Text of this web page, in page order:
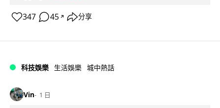
347 45 ↗ 分享
科技娛樂 生活娛樂 城中熱話
Vin 1 日